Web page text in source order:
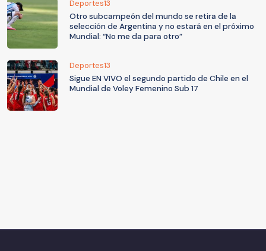
Deportes13
Otro subcampeón del mundo se retira de la
selección de Argentina y no estará en el próximo
Mundial: “No me da para otro”
Deportes13
Sigue EN VIVO el segundo partido de Chile en el
Mundial de Voley Femenino Sub 17